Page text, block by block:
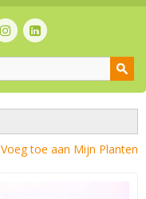
Voeg toe aan Mijn Planten